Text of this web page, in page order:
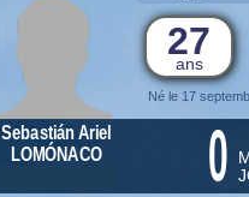
27
ans
Né le 17
Sebastián Ariel
LOMÓNACO
0